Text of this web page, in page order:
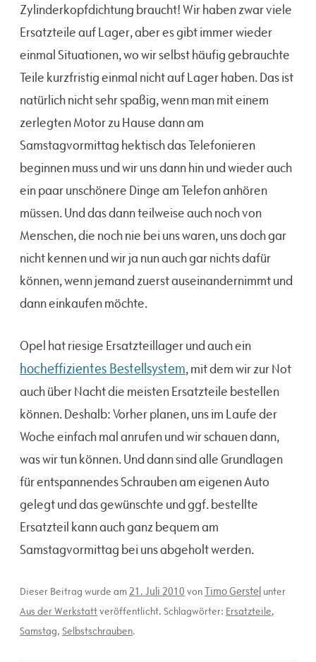
Zylinderkopfdichtung braucht! Wir haben zwar viele
Ersatzteile auf Lager, aber es gibt immer wieder
einmal Situationen, wo wir selbst häufig gebrauchte
Teile kurzfristig einmal nicht auf Lager haben. Das ist
natürlich nicht sehr spaßig, wenn man mit einem
zerlegten Motor zu Hause dann am
Samstagvormittag hektisch das Telefonieren
beginnen muss und wir uns dann hin und wieder auch
ein paar unschönere Dinge am Telefon anhören
müssen. Und das dann teilweise auch noch von
Menschen, die noch nie bei uns waren, uns doch gar
nicht kennen und wir ja nun auch gar nichts dafür
können, wenn jemand zuerst auseinandernimmt und
dann einkaufen möchte.
Opel hat riesige Ersatzteillager und auch ein
hocheffizientes Bestellsystem, mit dem wir zur Not
auch über Nacht die meisten Ersatzteile bestellen
können. Deshalb: Vorher planen, uns im Laufe der
Woche einfach mal anrufen und wir schauen dann,
was wir tun können. Und dann sind alle Grundlagen
für entspannendes Schrauben am eigenen Auto
gelegt und das gewünschte und ggf. bestellte
Ersatzteil kann auch ganz bequem am
Samstagvormittag bei uns abgeholt werden.
Dieser Beitrag wurde am 21. Juli 2010 vonTimo Gerstel unter
Aus der Werkstattveröffentlicht. Schlagwörter: Ersatzteile,
Samstag, Selbstschrauben.